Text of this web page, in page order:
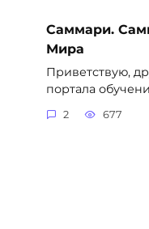
Саммари.
Мира
Приветствую,
портала
2 677